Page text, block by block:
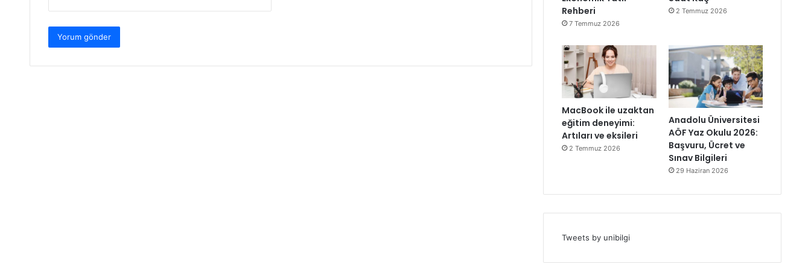
Rehberi
7 Temmuz 2026
2 Temmuz 2026
MacBook ile uzaktan
eğitim deneyimi:
Artıları ve eksileri
2 Temmuz 2026
Anadolu Üniversitesi
AÖF Yaz Okulu 2026:
Başvuru, Ücret ve
Sınav Bilgileri
29 Haziran 2026
Tweets by unibilgi